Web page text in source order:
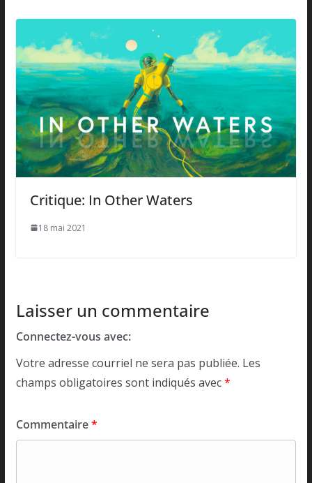
Critique: In Other Waters
18 mai 2021
Laisser un commentaire
Connectez-vous avec:
Votre adresse courriel ne sera pas publiée. Les
champs obligatoires sont indiqués avec*
Commentaire*